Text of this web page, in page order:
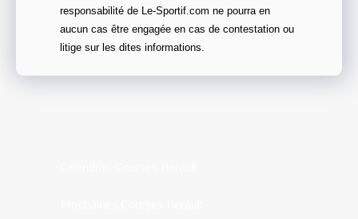
responsabilité de Le-Sportif.com ne pourra en
aucun cas être engagée en cas de contestation ou
litige sur les dites informations.